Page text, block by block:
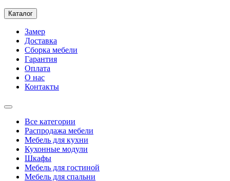
Каталог
Замер
Доставка
Сборка мебели
Гарантия
Оплата
О нас
Контакты
Все категории
Распродажа мебели
Мебель для кухни
Кухонные модули
Шкафы
Мебель для гостиной
Мебель для спальни